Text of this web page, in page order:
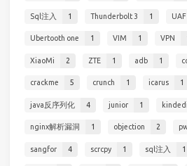
Sql注入 1 Thunderbolt 3 1 UAF
Ubertooth one 1 VIM 1 VPN
XiaoMi 2 ZTE 1 adb 1
crackme 5 crunch 1 icarus 1
java反序列化 4 junior 1
nginx解析漏洞 1 objection 2
sangfor 4 scrcpy 1 sql注入 1